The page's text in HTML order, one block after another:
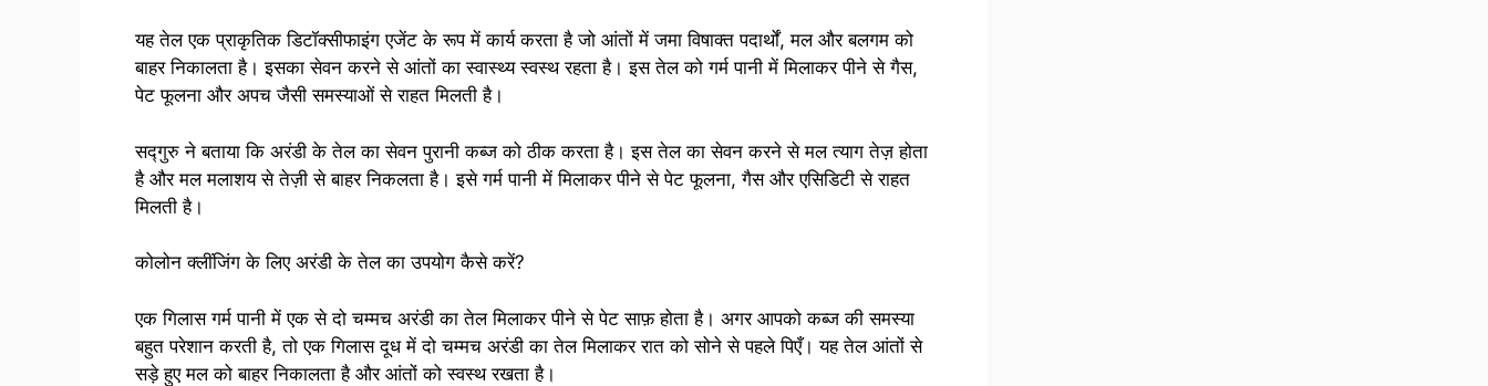
यह तेल एक प्राकृतिक डिटॉक्सीफाइंग एजेंट के रूप में कार्य करता है जो आंतों में जमा विषाक्त पदार्थों, मल और बलगम को
बाहर निकालता है। इसका सेवन करने से आंतों का स्वास्थ्य स्वस्थ रहता है। इस तेल को गर्म पानी में मिलाकर पीने से गैस,
पेट फूलना और अपच जैसी समस्याओं से राहत मिलती है।
सद्गुरु ने बताया कि अरंडी के तेल का सेवन पुरानी कब्ज को ठीक करता है। इस तेल का सेवन करने से मल त्याग तेज़ होता
है और मल मलाशय से तेज़ी से बाहर निकलता है। इसे गर्म पानी में मिलाकर पीने से पेट फूलना, गैस और एसिडिटी से राहत
मिलती है।
कोलोन क्लींजिंग के लिए अरंडी के तेल का उपयोग कैसे करें?
एक गिलास गर्म पानी में एक से दो चम्मच अरंडी का तेल मिलाकर पीने से पेट साफ़ होता है। अगर आपको कब्ज की समस्या
बहुत परेशान करती है, तो एक गिलास दूध में दो चम्मच अरंडी का तेल मिलाकर रात को सोने से पहले पिएँ। यह तेल आंतों से
सड़े हुए मल को बाहर निकालता है और आंतों को स्वस्थ रखता है।